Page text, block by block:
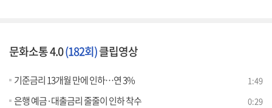
문화소통 4.0(182회)클립영상
기준금리 13개월 만에 인하…연 3% 1:49
은행 예금·대출금리 줄줄이 인하 착수 0:29